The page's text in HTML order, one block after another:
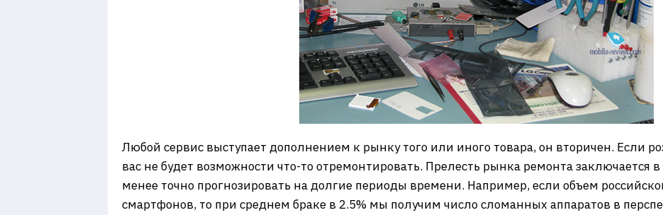
Любой сервис выступает дополнением к рынку того или иного товара, он вторичен. Если
вас не будет возможности что-то отремонтировать. Прелесть рынка ремонта заключается
менее точно прогнозировать на долгие периоды времени. Например, если объем
смартфонов, то при среднем браке в 2.5% мы получим число сломанных аппаратов в